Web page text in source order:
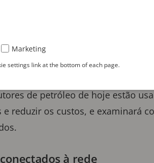
tecnológicos na indústria de
tecnológica está
que também estão
de petróleo de hoje estão
reduzir os custos, e examinará
à rede
Marketing
settings link at the bottom of each page.